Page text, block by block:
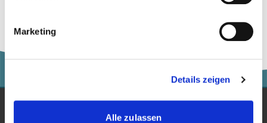
Marketing
Details zeigen
Alle zulassen